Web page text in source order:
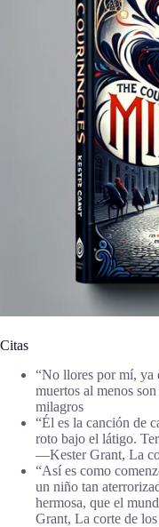
Citas
“No llores por mí, ya
muertos al menos
milagros
“Él es la canción de
roto bajo el látigo.
―Kester Grant, La
“Así es como
un niño tan
hermosa, que el
Grant, La corte de